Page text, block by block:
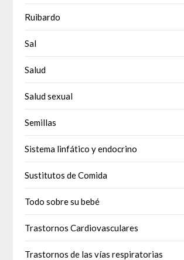
Ruibardo
Sal
Salud
Salud sexual
Semillas
Sistema linfático y endocrino
Sustitutos de Comida
Todo sobre su bebé
Trastornos Cardiovasculares
Trastornos de las vías respiratorias